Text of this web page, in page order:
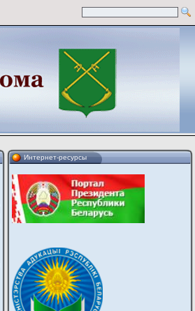
Интернет-ресурсы